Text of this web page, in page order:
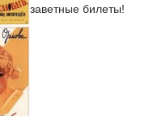
заветные билеты!